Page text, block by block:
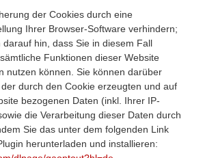
der Cookies durch eine
Ihrer Browser-Software verhindern;
hin, dass Sie in diesem Fall
Funktionen dieser Website
nutzen können. Sie können darüber
durch den Cookie erzeugten und auf
bezogenen Daten (inkl. Ihrer IP-
die Verarbeitung dieser Daten durch
Sie das unter dem folgenden Link
herunterladen und installieren: